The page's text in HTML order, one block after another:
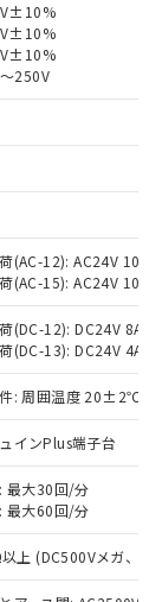
250V
(AC-12): AC24V 10A/
(AC-15): AC24V
(DC-12): DC24V 8A/
(DC-13): DC24V 4A/
: 周囲温度 20±2℃、
インPlus端子台
最大30回/分
最大60回/分
上 (DC500Vメガ、点
うえ
業取扱
価格
ので
もある
果は、
内デー
り、閲
よび標
）の
品で
非含
のある
質）の
す予
質）の
認中の
、有
して
などや
、 カド
フェニル
の
の
お問
カドミウ
、外国
商品
を輸出
、日本
引許
きを